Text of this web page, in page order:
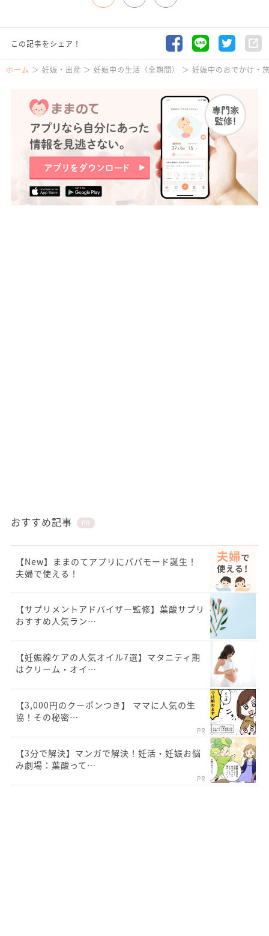
この記事をシェア！
ホーム 妊娠・出産 妊娠中の生活（全期間） 妊娠中のおでかけ・
おすすめ記事 PR
【New】ままのてアプリにパパモード誕生！
夫婦で使える！
【サプリメントアドバイザー監修】葉酸サプリ
おすすめ人気ラン…
【妊娠線ケアの人気オイル7選】マタニティ期
はクリーム・オイ…
【3,000円のクーポンつき】 ママに人気の生
協！その秘密…
PR
【3分で解決】マンガで解決！妊活・妊娠お悩
み劇場：葉酸って…
PR